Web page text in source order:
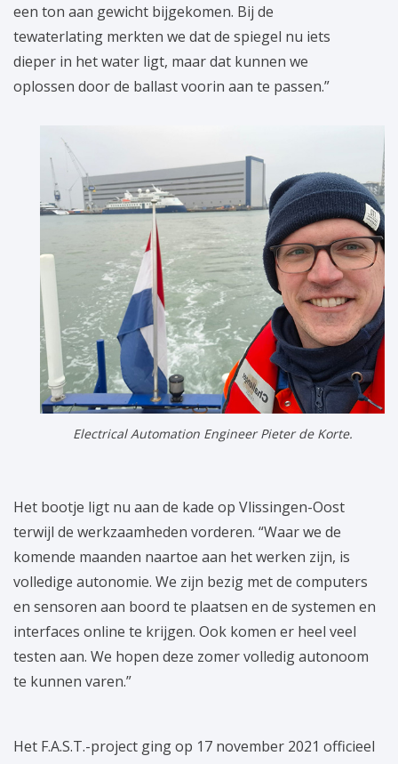
Electrical Automation Engineer Pieter de Korte.
een ton aan gewicht bijgekomen. Bij de
tewaterlating merkten we dat de spiegel nu iets
dieper in het water ligt, maar dat kunnen we
oplossen door de ballast voorin aan te passen.”
Het bootje ligt nu aan de kade op Vlissingen-Oost
terwijl de werkzaamheden vorderen. “Waar we de
komende maanden naartoe aan het werken zijn, is
volledige autonomie. We zijn bezig met de computers
en sensoren aan boord te plaatsen en de systemen en
interfaces online te krijgen. Ook komen er heel veel
testen aan. We hopen deze zomer volledig autonoom
te kunnen varen.”
Het F.A.S.T.-project ging op 17 november 2021 officieel